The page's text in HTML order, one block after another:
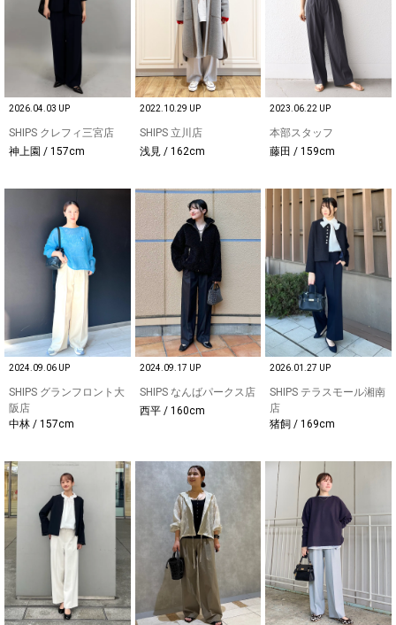
2026.04.03 UP
SHIPS クレフィ三宮店
神上園 / 157cm
2022.10.29 UP
SHIPS 立川店
浅見 / 162cm
2023.06.22 UP
本部スタッフ
藤田 / 159cm
2024.09.06 UP
SHIPS グランフロント大
阪店
中林 / 157cm
2024.09.17 UP
SHIPS なんばパークス店
西平 / 160cm
2026.01.27 UP
SHIPS テラスモール湘南
店
猪飼 / 169cm